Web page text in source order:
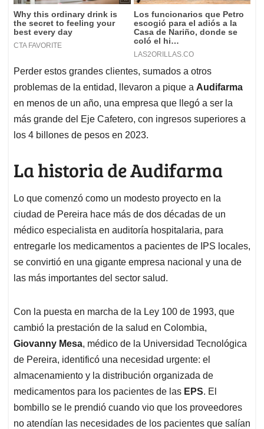
Perder estos grandes clientes, sumados a otros
problemas de la entidad, llevaron a pique a Audifarma
en menos de un año, una empresa que llegó a ser la
más grande del Eje Cafetero, con ingresos superiores a
los 4 billones de pesos en 2023.
La historia de Audifarma
Lo que comenzó como un modesto proyecto en la
ciudad de Pereira hace más de dos décadas de un
médico especialista en auditoría hospitalaria, para
entregarle los medicamentos a pacientes de IPS locales,
se convirtió en una gigante empresa nacional y una de
las más importantes del sector salud.
Con la puesta en marcha de la Ley 100 de 1993, que
cambió la prestación de la salud en Colombia,
Giovanny Mesa, médico de la Universidad Tecnológica
de Pereira, identificó una necesidad urgente: el
almacenamiento y la distribución organizada de
medicamentos para los pacientes de las EPS. El
bombillo se le prendió cuando vio que los proveedores
no atendían las necesidades de los pacientes que salían